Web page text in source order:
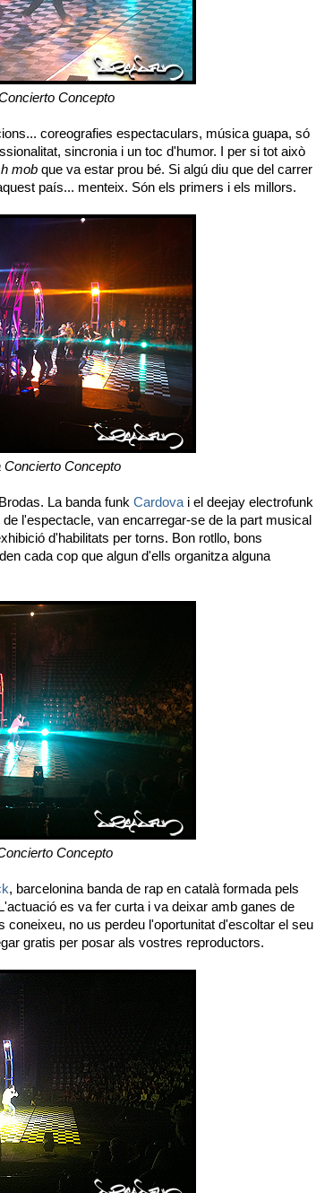
Concepto
coreografies espectaculars, música guapa, só
sincronia i un toc d'humor. I per si tot això
mob que va estar prou bé. Si algú diu que del carrer
país... menteix. Són els primers i els millors.
Concepto
La banda funk Cardova i el deejay electrofunk
l'espectacle, van encarregar-se de la part musical
d'habilitats per torns. Bon rotllo, bons
cada cop que algun d'ells organitza alguna
Concepto
, barcelonina banda de rap en català formada pels
es va fer curta i va deixar amb ganes de
no us perdeu l'oportunitat d'escoltar el seu
gratis per posar als vostres reproductors.